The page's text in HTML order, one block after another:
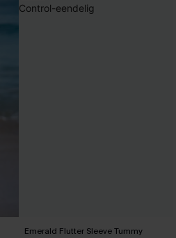
Emerald Flutter Sleeve Tummy